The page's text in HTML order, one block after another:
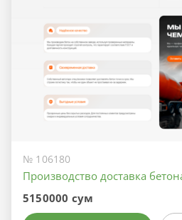
№ 106180
Производство доставка
5150000 сум